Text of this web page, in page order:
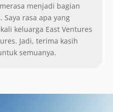
menjadi bagian
Saya rasa apa yang
keluarga East Ventures
Jadi, terima kasih
semuanya.